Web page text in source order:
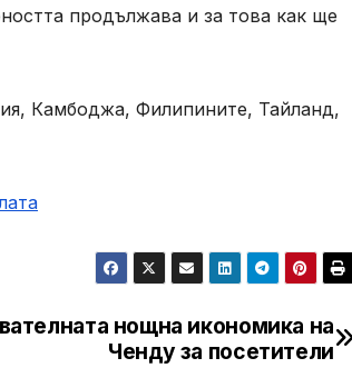
продължава и за това как ще
Камбоджа, Филипините, Тайланд,
нощна икономика на
Ченду за посетители